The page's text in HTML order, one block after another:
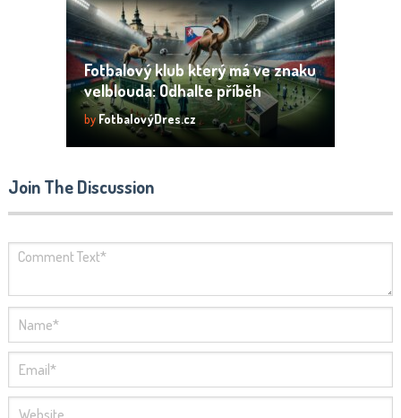
Fotbalový klub který má ve znaku
velblouda: Odhalte příběh
neobvyklého loga
byFotbalovýDres.cz
Join The Discussion